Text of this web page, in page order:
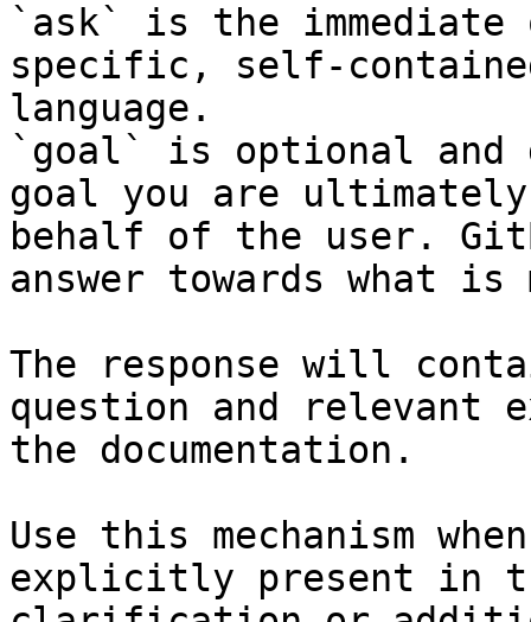
`ask` is the
specific, self-
language.
`goal` is optional and
goal you are
behalf of the user.
answer towards what
The response will
question and relevant
the documentation.
Use this mechanism
explicitly present in